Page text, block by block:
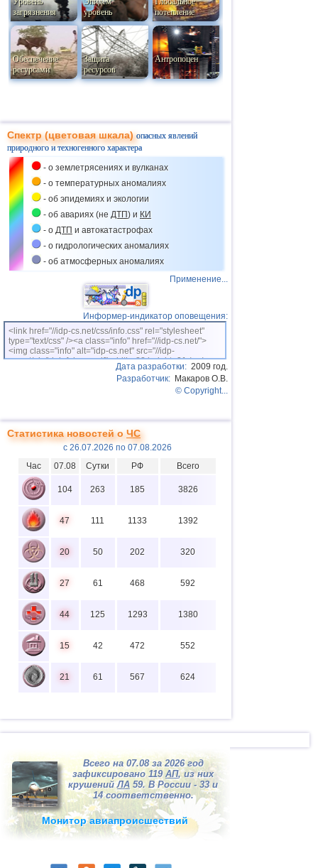
загрязнения
уровень
потепление
Обеспечение
ресурсами
Защита
ресурсов
Антропоцен
Спектр (цветовая шкала)опасных явлений
природного и техногенного характера
- о землетрясениях и вулканах
- о температурных аномалиях
- об эпидемиях и экологии
- об авариях (не ДТП) и КИ
- о ДТП и автокатастрофах
- о гидрологических аномалиях
- об атмосферных аномалиях
Применение...
Информер-индикатор оповещения:
<link href="//idp-cs.net/css/info.css" rel="stylesheet"
type="text/css" /><a class="info" href="//idp-cs.net/">
<img class="info" alt="idp-cs.net" src="//idp-
cs.net/pix/idpinfok_sm.gif" width=88 height=31 /></a>
Дата разработки: 2009 год.
Разработчик: Макаров О.В.
© Copyright...
Статистика новостей оЧС
с 26.07.2026 по 07.08.2026
Час
07.08 Сутки РФ Всего
104 263 185 3826
47 111 1133 1392
20 50 202 320
27 61 468 592
44 125 1293 1380
15 42 472 552
21 61 567 624
Всего на 07.08 за 2026 год
зафиксировано 119 АП, из них
крушенийЛА 59. В России - 33 и
14 соответственно.
Монитор авиапроисшествий